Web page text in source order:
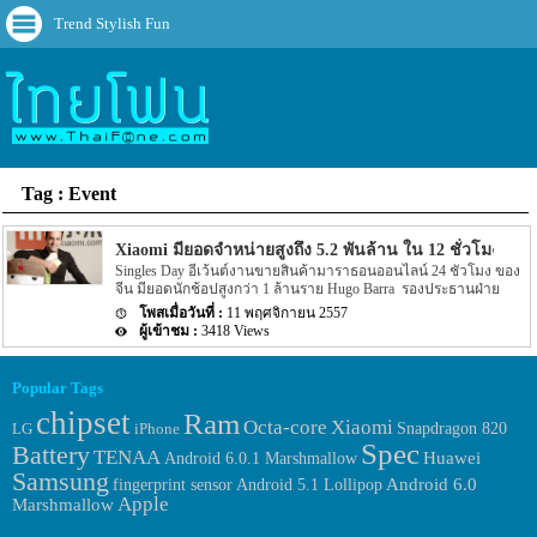
Trend Stylish Fun
Tag : Event
Xiaomi มียอดจำหน่ายสูงถึง 5.2 พันล้าน ใน 12 ชั่วโมงของอี
Singles Day อีเว้นต์งานขายสินค้ามาราธอนออนไลน์ 24 ชั่วโมง ของ
จีน มียอดนักช้อปสูงกว่า 1 ล้านราย Hugo Barra รองประธานฝ่าย
ผลิตภัณฑ์ระดับโลกของ Xiaomi โพสไว้ใน Google Plus ของเค้าเองว่า
Xiaomi มียอดขายสูงถึง 163 ล้านดอลลาร์ หรือ 5.2 พันล้านบาท ใน 12
ชั่วโมงที่มีการเปิดจำหน่าย จากสมาร์ทโฟนจำนวน 720,000 เครื่อง
Xiaomi ทำยอดขายอย่างรวดเร็วแม้เพียงครึ่งวันของ Singles Day
ชั่วโมงเท่านั้น ทั้งนี้ Singles Day เหมือนกับอีเว้นต์ช้อปปิ้งออนไลน์ที่
ใหญ่ที่สุด “Cyber Monday” ของสหรัฐ แม้ว่า Alibaba จะเป็นเจ้าของ
เครื่องหมายการค้านี้ ก็ไม่สามารถหยุดยั้งเว็บไซต์อื่นให้ทำตามได้จน
มันกลายเป็นเทศกาลหนึ่งไปแล้ว และรายงานล่าสุดของ IDC ระบุว่า
[…]
11 พฤศจิกายน 2557
3418 Views
Popular Tags
LG chipset iPhone RamOcta-core Xiaomi Snapdragon 820
BatteryTENAAAndroid 6.0.1 Marshmallow SpecHuawei
Samsung fingerprint sensor Android 5.1 Lollipop Android 6.0
MarshmallowApple